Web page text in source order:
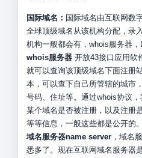
国际域名： 国际域名由互联网数
全球顶级域名从该机构分配，录
机构一般都会有，whois服务器，
whois服务器开放43接口应用软
就可以查询该顶级域名下面注册
本，可以查下自己所管辖的城市
号码、住址等。通过whois协议
某个域名是否被注册，以及注册
等等信息，一般这些都是公开的。
域名服务器name server，域名
悉多了。现在互联网域名服务器